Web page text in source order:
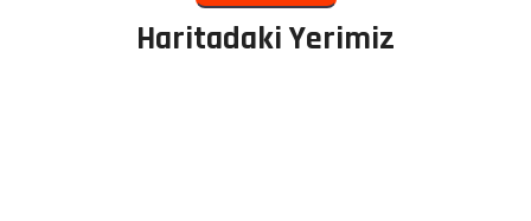
Haritadaki Yerimiz